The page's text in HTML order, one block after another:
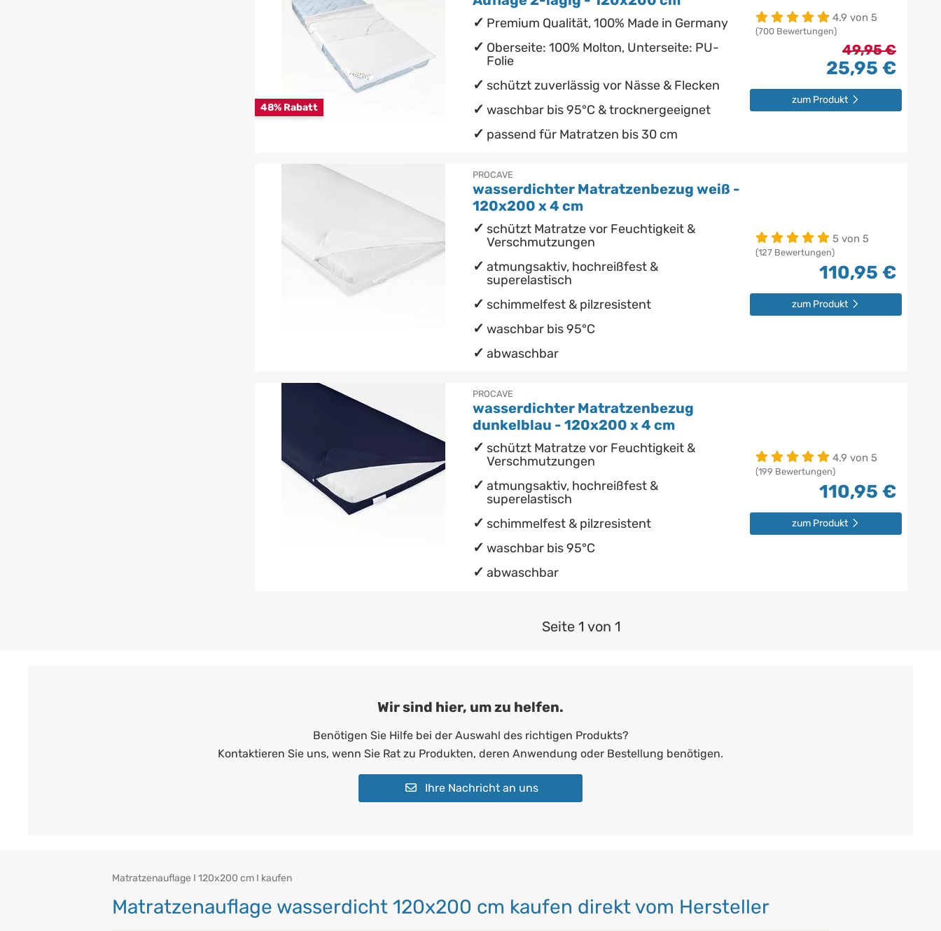
48% Rabatt
Premium Qualität, 100% Made in Germany
Oberseite: 100% Molton, Unterseite: PU-
Folie
schützt zuverlässig vor Nässe & Flecken
waschbar bis 95°C & trocknergeeignet
passend für Matratzen bis 30 cm
4.9 von 5
(700 Bewertungen)
49,95 €
25,95 €
zum Produkt
PROCAVE
wasserdichter Matratzenbezug weiß -
120x200 x 4 cm
schützt Matratze vor Feuchtigkeit &
Verschmutzungen
atmungsaktiv, hochreißfest &
superelastisch
schimmelfest & pilzresistent
waschbar bis 95°C
abwaschbar
5 von 5
(127 Bewertungen)
110,95 €
zum Produkt
PROCAVE
wasserdichter Matratzenbezug
dunkelblau - 120x200 x 4 cm
schützt Matratze vor Feuchtigkeit &
Verschmutzungen
atmungsaktiv, hochreißfest &
superelastisch
schimmelfest & pilzresistent
waschbar bis 95°C
abwaschbar
4.9 von 5
(199 Bewertungen)
110,95 €
zum Produkt
Seite 1 von 1
Wir sind hier, um zu helfen.
Benötigen Sie Hilfe bei der Auswahl des richtigen Produkts?
Kontaktieren Sie uns, wenn Sie Rat zu Produkten, deren Anwendung oder Bestellung benötigen.
Ihre Nachricht an uns
Matratzenauflage I 120x200 cm I kaufen
Matratzenauflage wasserdicht 120x200 cm kaufen direkt vom Hersteller